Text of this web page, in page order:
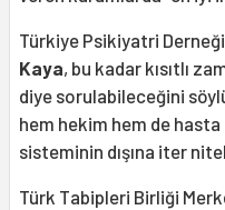
Türkiye Psikiyatri
Kaya, bu kadar kısıtlı
diye sorulabileceğini
hem hekim hem de hasta
sisteminin dışına iter
Türk Tabipleri Birliği